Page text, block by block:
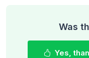
Was
Yes,